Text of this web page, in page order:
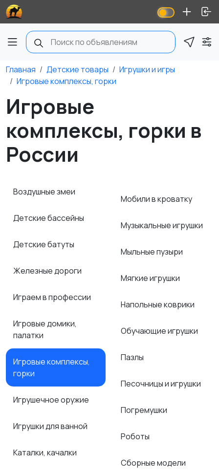
Главная Детские товары
Игрушки и игры
Игровые комплексы, горки
Игровые
комплексы, горки в
России
Воздушные змеи
Детские бассейны
Детские батуты
Железные дороги
Играем в профессии
Игровые домики,
палатки
Игровые комплексы,
горки
Игрушечное оружие
Игрушки для ванной
Каталки, качалки
Мобили в кроватку
Музыкальные игрушки
Мыльные пузыри
Мягкие игрушки
Напольные коврики
Обучающие игрушки
Пазлы
Песочницы и игрушки
Погремушки
Роботы
Сборные модели